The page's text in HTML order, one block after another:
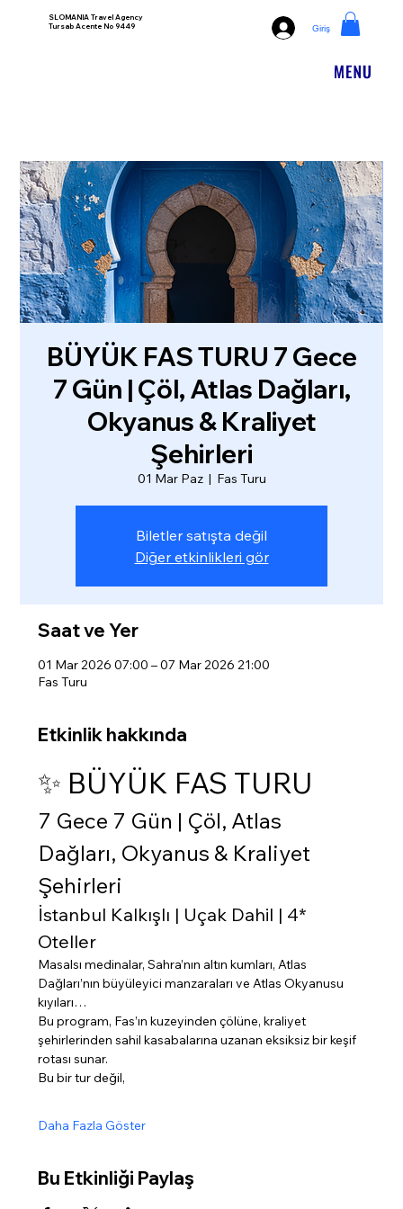
SLOMANIA Travel Agency
Tursab Acente No 9449
Giriş
BÜYÜK FAS TURU 7 Gece
7 Gün | Çöl, Atlas Dağları,
Okyanus & Kraliyet
Şehirleri
01 Mar Paz
  |
Fas Turu
Biletler satışta değil
Diğer etkinlikleri gör
Saat ve Yer
01 Mar 2026 07:00 – 07 Mar 2026 21:00
Fas Turu
Etkinlik hakkında
✨ BÜYÜK FAS TURU
7 Gece 7 Gün | Çöl, Atlas
Dağları, Okyanus & Kraliyet
Şehirleri
İstanbul Kalkışlı | Uçak Dahil | 4*
Oteller
Masalsı medinalar, Sahra’nın altın kumları, Atlas
Dağları’nın büyüleyici manzaraları ve Atlas Okyanusu
kıyıları…
Bu program, Fas’ın kuzeyinden çölüne, kraliyet
şehirlerinden sahil kasabalarına uzanan eksiksiz bir keşif
rotası sunar.
Bu bir tur değil,
Daha Fazla Göster
Bu Etkinliği Paylaş